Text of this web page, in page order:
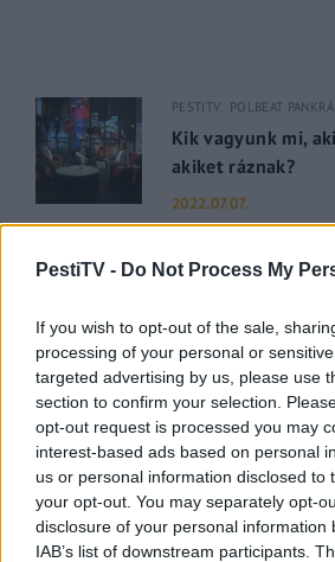
PestiTV - Do Not Process My
If you wish to opt-out of the sale,
processing of your personal or
targeted advertising by us, please use
section to confirm your selection.
opt-out request is processed you may
interest-based ads based on personal
us or personal information disclosed to
your opt-out. You may separately opt-
disclosure of your personal information
IAB’s list of downstream participants.
PESTITV POLBEAT
Kik vagyunk mi,
akiket ráznak?
2022.07.07.
PESTI RIPORTER PESTITV
hiába a
utaznak
2022.05.31.
GERILLA BÁR
Kiderült Geszler
szépségének titka
2022.05.31.